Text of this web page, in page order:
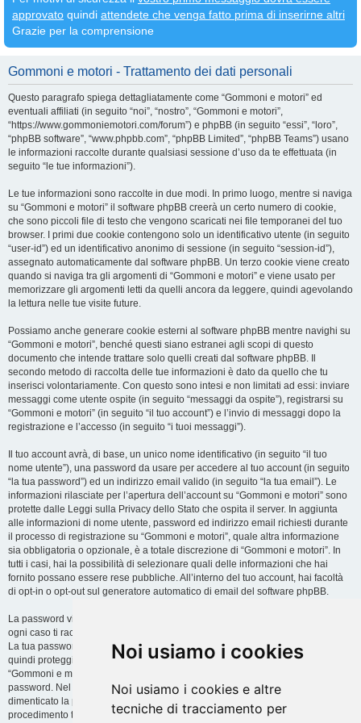
Noi usiamo i cookies
Noi usiamo i cookies e altre
tecniche di tracciamento per
approvato quindi attendete che venga fatto prima di inserirne altri
Grazie per la comprensione
Gommoni e motori - Trattamento dei dati personali
Questo paragrafo spiega dettagliatamente come “Gommoni e motori” ed
eventuali affiliati (in seguito “noi”, “nostro”, “Gommoni e motori”,
“https://www.gommoniemotori.com/forum”) e phpBB (in seguito “essi”, “loro”,
“phpBB software”, “www.phpbb.com”, “phpBB Limited”, “phpBB Teams”) usano
le informazioni raccolte durante qualsiasi sessione d’uso da te effettuata (in
seguito “le tue informazioni”).
Le tue informazioni sono raccolte in due modi. In primo luogo, mentre si naviga
su “Gommoni e motori” il software phpBB creerà un certo numero di cookie,
che sono piccoli file di testo che vengono scaricati nei file temporanei del tuo
browser. I primi due cookie contengono solo un identificativo utente (in seguito
“user-id”) ed un identificativo anonimo di sessione (in seguito “session-id”),
assegnato automaticamente dal software phpBB. Un terzo cookie viene creato
quando si naviga tra gli argomenti di “Gommoni e motori” e viene usato per
memorizzare gli argomenti letti da quelli ancora da leggere, quindi agevolando
la lettura nelle tue visite future.
Possiamo anche generare cookie esterni al software phpBB mentre navighi su
“Gommoni e motori”, benché questi siano estranei agli scopi di questo
documento che intende trattare solo quelli creati dal software phpBB. Il
secondo metodo di raccolta delle tue informazioni è dato da quello che tu
inserisci volontariamente. Con questo sono intesi e non limitati ad essi: inviare
messaggi come utente ospite (in seguito “messaggi da ospite”), registrarsi su
“Gommoni e motori” (in seguito “il tuo account”) e l’invio di messaggi dopo la
registrazione e l’accesso (in seguito “i tuoi messaggi”).
Il tuo account avrà, di base, un unico nome identificativo (in seguito “il tuo
nome utente”), una password da usare per accedere al tuo account (in seguito
“la tua password”) ed un indirizzo email valido (in seguito “la tua email”). Le
informazioni rilasciate per l’apertura dell’account su “Gommoni e motori” sono
protette dalle Leggi sulla Privacy dello Stato che ospita il server. In aggiunta
alle informazioni di nome utente, password ed indirizzo email richiesti durante
il processo di registrazione su “Gommoni e motori”, quale altra informazione
sia obbligatoria o opzionale, è a totale discrezione di “Gommoni e motori”. In
tutti i casi, hai la possibilità di selezionare quali delle informazioni che hai
fornito possano essere rese pubbliche. All’interno del tuo account, hai facoltà
di opt-in o opt-out sul generatore automatico di email del software phpBB.
La password viene criptata (hash unidirezionale) per motivi di sicurezza. In
ogni caso ti raccomandiamo di non utilizzare la stessa password in troppi siti.
La tua password è il metodo di accesso al tuo account su “Gommoni e motori”,
quindi proteggila attentamente. Ricorda che in nessuna circostanza affiliati di
“Gommoni e motori”, phpBB o terzi possono legittimamente richiedere la tua
password. Nel caso dimenticassi la tua password, puoi utilizzare l’opzione “Ho
dimenticato la password” prevista dal software phpBB. Durante questo
procedimento ti verrà richiesto il tuo nome utente ed indirizzo email, in modo